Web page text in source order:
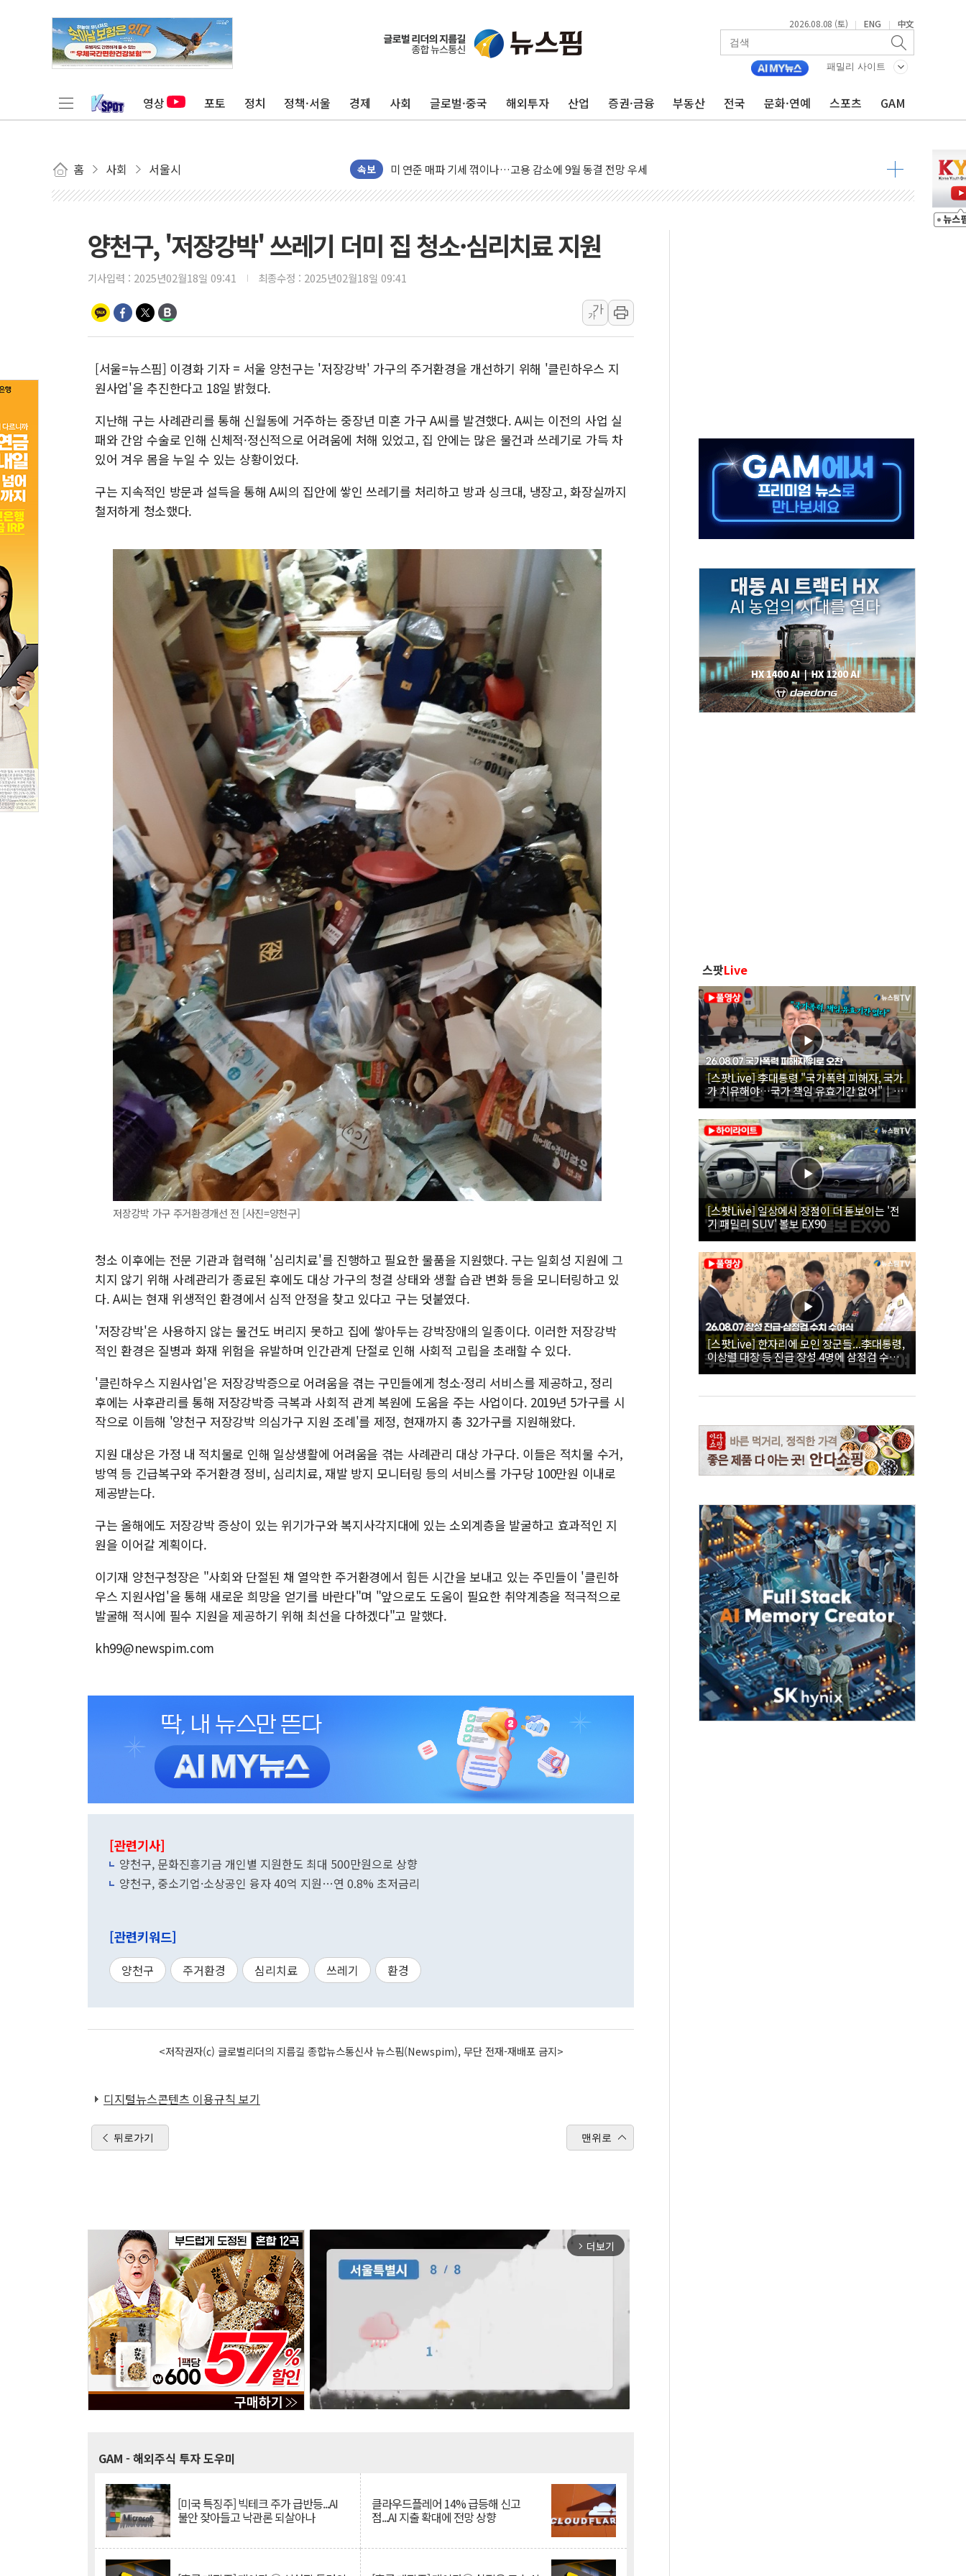
2026.08.08 (토) | ENG | 中文
패밀리 사이트
영상 포토 정치 정책·서울 경제 사회 글로벌·중국 해외투자 산업 증권·금융 부동산 전국 문화·연예 스포츠 GAM
홈 사회 서울시 속보
민주, 오늘 제주·인천 경선 결과 발표...'김민석 재역전 vs 정청래 격차 확대'
한상협, 업계 개인정보 보안 새판 짠다…'자율규제단체' 타진
트럼프, 쿡 연준 이사 해임 재추진…"26일까지 의혹 소명" 요구
유럽증시, 美 고용 예상 밖 부진에 연준 금리 인상 가능성 낮아지며 상승… STOXX 600 지수는 나흘 연속 최고치
[종합] 이슬람 수니파 3국, '공동방위협정' 체결… 이스라엘·이란 위협에 맞설 자체 억지력 강화
트럼프, 백신·자폐증 행정명령 검토…"이르면 다음 주"
이란 핵심 원유 수출항 '하르그섬', 최근 1주일 이상 '올스톱'… 美 해상봉쇄 영향
美 고용 쇼크에 엔화 장중 급등…시장은 "또 개입했나" 촉각
[AI MY 뉴스] 뉴욕 반도체주 프리뷰...美 고용 쇼크에 반도체주 '활짝'
뉴욕증시 프리뷰, 美 고용 쇼크에 금리 인상 우려 후퇴…나스닥 선물 1%대 상승
[종합] 美 7월 고용 2만3000명 감소 '쇼크'…9월 금리 인상 기대 후퇴
[사진] 이슬람 수니파 3개국, 공동방위협정 체결
뉴욕증시 개장 전 특징주...아틀라시안·클라우드플레어·태양광주↑ VS 트레이드데스크·웬디스↓
특정 정치인 측근 포항시 정책특보 내정설...포항시 '시끌'
李 "해남 태양광, 대한민국 다음 100년 밑거름…수도권 집중 완화 전환점"
양천구, '저장강박' 쓰레기 더미 집 청소·심리치료 지원
기사입력 : 2025년02월18일 09:41 최종수정 : 2025년02월18일 09:41
가
가
[서울=뉴스핌] 이경화 기자 = 서울 양천구는 '저장강박' 가구의 주거환경을 개선하기 위해 '클린하우스 지
원사업'을 추진한다고 18일 밝혔다.
지난해 구는 사례관리를 통해 신월동에 거주하는 중장년 미혼 가구 A씨를 발견했다. A씨는 이전의 사업 실
패와 간암 수술로 인해 신체적·정신적으로 어려움에 처해 있었고, 집 안에는 많은 물건과 쓰레기로 가득 차
있어 겨우 몸을 누일 수 있는 상황이었다.
구는 지속적인 방문과 설득을 통해 A씨의 집안에 쌓인 쓰레기를 처리하고 방과 싱크대, 냉장고, 화장실까지
철저하게 청소했다.
저장강박 가구 주거환경개선 전 [사진=양천구]
청소 이후에는 전문 기관과 협력해 '심리치료'를 진행하고 필요한 물품을 지원했다. 구는 일회성 지원에 그
치지 않기 위해 사례관리가 종료된 후에도 대상 가구의 청결 상태와 생활 습관 변화 등을 모니터링하고 있
다. A씨는 현재 위생적인 환경에서 심적 안정을 찾고 있다고 구는 덧붙였다.
'저장강박'은 사용하지 않는 물건도 버리지 못하고 집에 쌓아두는 강박장애의 일종이다. 이러한 저장강박
적인 환경은 질병과 화재 위험을 유발하며 인간관계 단절로 인해 사회적 고립을 초래할 수 있다.
'클린하우스 지원사업'은 저장강박증으로 어려움을 겪는 구민들에게 청소·정리 서비스를 제공하고, 정리
후에는 사후관리를 통해 저장강박증 극복과 사회적 관계 복원에 도움을 주는 사업이다. 2019년 5가구를 시
작으로 이듬해 '양천구 저장강박 의심가구 지원 조례'를 제정, 현재까지 총 32가구를 지원해왔다.
지원 대상은 가정 내 적치물로 인해 일상생활에 어려움을 겪는 사례관리 대상 가구다. 이들은 적치물 수거,
방역 등 긴급복구와 주거환경 정비, 심리치료, 재발 방지 모니터링 등의 서비스를 가구당 100만원 이내로
제공받는다.
구는 올해에도 저장강박 증상이 있는 위기가구와 복지사각지대에 있는 소외계층을 발굴하고 효과적인 지
원을 이어갈 계획이다.
이기재 양천구청장은 "사회와 단절된 채 열악한 주거환경에서 힘든 시간을 보내고 있는 주민들이 '클린하
우스 지원사업'을 통해 새로운 희망을 얻기를 바란다"며 "앞으로도 도움이 필요한 취약계층을 적극적으로
발굴해 적시에 필수 지원을 제공하기 위해 최선을 다하겠다"고 말했다.
kh99@newspim.com
[관련기사]
양천구, 문화진흥기금 개인별 지원한도 최대 500만원으로 상향
양천구, 중소기업·소상공인 융자 40억 지원…연 0.8% 초저금리
[관련키워드]
양천구 주거환경 심리치료 쓰레기 환경
<저작권자(c) 글로벌리더의 지름길 종합뉴스통신사 뉴스핌(Newspim), 무단 전재-재배포 금지>
디지털뉴스콘텐츠 이용규칙 보기
뒤로가기 맨위로
arrow_forward_ios 더보기
GAM - 해외주식 투자 도우미
[미국 특징주] 빅테크 주가 급반등...AI
불안 잦아들고 낙관론 되살아나
클라우드플레어 14% 급등해 신고
점...AI 지출 확대에 전망 상향
스팟Live
[스팟Live] 李대통령 "국가폭력 피해자, 국가
가 치유해야…국가 책임 유효기간 없어"｜
26.08.07 국가폭력 피해자 위로 오찬
[스팟Live] 일상에서 장점이 더 돋보이는 '전
기 패밀리 SUV' 볼보 EX90
[스팟Live] 한자리에 모인 장군들...李대통령,
이상렬 대장 등 진급 장성 4명에 삼정검 수치
직접 수여｜26.08.07 장성 진급·삼정검 수치